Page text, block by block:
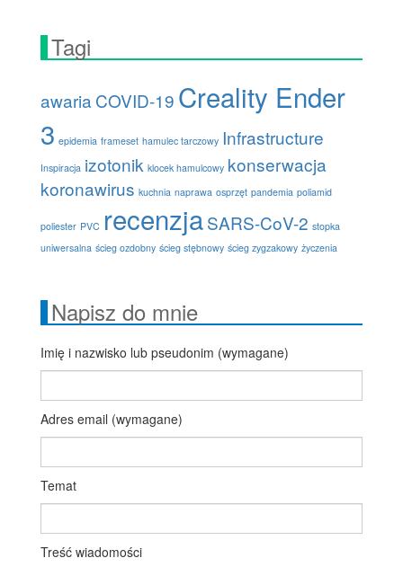
Tagi
awaria COVID-19 Creality Ender
3 epidemia frameset hamulec tarczowy Infrastructure
Inspiracja izotonik klocek hamulcowy konserwacja
koronawirus kuchnia naprawa osprzęt pandemia poliamid
poliester PVC recenzjaSARS-CoV-2 stopka
uniwersalna ścieg ozdobny ścieg stębnowy ścieg zygzakowy życzenia
Napisz do mnie
Imię i nazwisko lub pseudonim (wymagane)
Adres email (wymagane)
Temat
Treść wiadomości